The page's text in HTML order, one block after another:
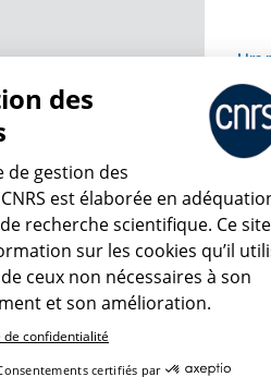
Lire
ce moment
des
de gestion des
est élaborée en
recherche scientifique. Ce
sur les cookies qu’il
ceux non nécessaires à son
et son amélioration.
de confidentialité
certifiés par